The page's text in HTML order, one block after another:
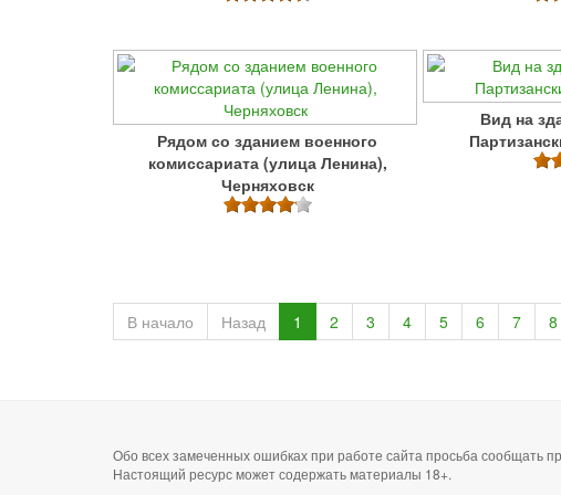
Рядом со зданием военного
комиссариата (улица Ленина),
Черняховск
Вид на
В начало Назад 1 2 3 4 5 6 7 8
Обо всех замеченных ошибках при работе сайта просьба сообщать
Настоящий ресурс может содержать материалы 18+.